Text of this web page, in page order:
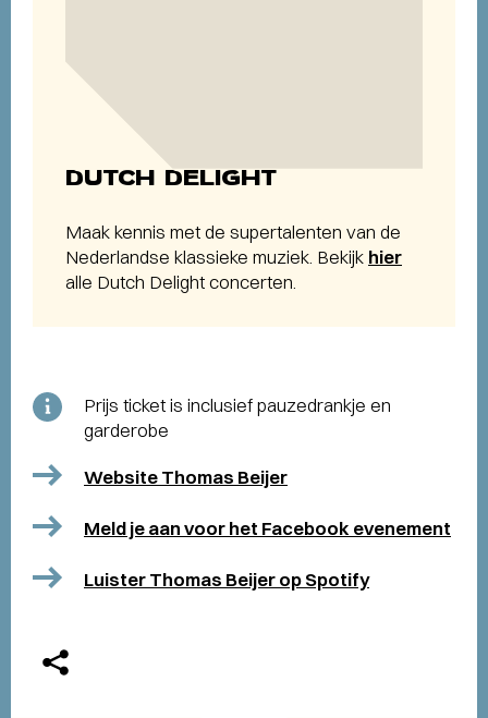
DUTCH DELIGHT
Maak kennis met de supertalenten van de
Nederlandse klassieke muziek. Bekijk hier
alle Dutch Delight concerten.
Prijs ticket is inclusief pauzedrankje en
garderobe
Website Thomas Beijer
Meld je aan voor het Facebook evenement
Luister Thomas Beijer op Spotify